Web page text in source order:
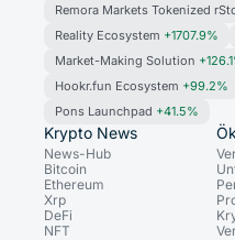
Remora Markets Tokenized
Reality Ecosystem +1707.9%
Market-Making Solution
Hookr.fun Ecosystem +99.2%
Pons Launchpad +41.5%
Krypto News
News-Hub
Bitcoin
Ethereum
Xrp
DeFi
NFT